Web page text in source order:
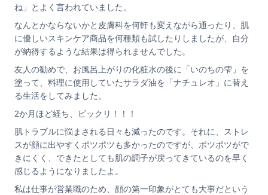
ね」とよく言われていました。
なんとかならないかと皮膚科を何軒も変えながら通ったり、肌
に優しいスキンケア商品を何種類も試したりしましたが、自分
が納得するような結果は得られませんでした。
友人の勧めで、お風呂上がりの化粧水の後に「いのちの雫」を
塗って、料理に使用していたサラダ油を「ナチュレオ」に替え
る生活をしてみました。
2か月ほど経ち、ビックリ！！！
肌トラブルに悩まされる日々も減ったのです。それに、ストレ
スが顔に出やすくポツポツも多かったのですが、ポツポツがで
きにくく、できたとしても肌の調子が戻ってきているのを早く
感じるようになりましたよ。
私は仕事が営業職のため、顔の第一印象がとても大事だという